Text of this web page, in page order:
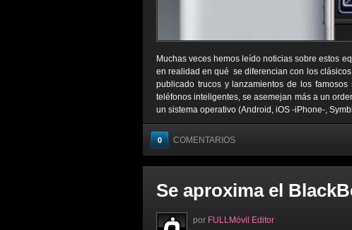
Muchas veces hemos leído noticias sobre estos
en realidad en qué se diferencian con los
publicado trucos y lanzamientos de los
teléfonos inteligentes, se asemejan más a un
un sistema operativo (Android, iOS -iPhone-,
0 COMENTARIOS
Se aproxima el
por FULLMóvil Editor